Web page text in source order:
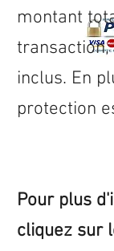
montant
inclus. En
protection
Pour plus
cliquez sur